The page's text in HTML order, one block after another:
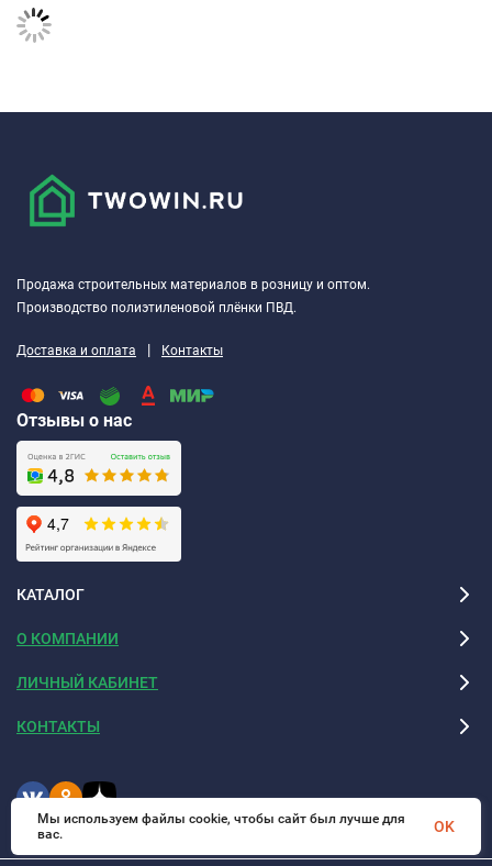
Продажа строительных материалов в розницу и оптом.
Производство полиэтиленовой плёнки ПВД.
Доставка и оплата | Контакты
Отзывы о нас
КАТАЛОГ
О КОМПАНИИ
ЛИЧНЫЙ КАБИНЕТ
КОНТАКТЫ
Мы используем файлы cookie, чтобы сайт был лучше для
вас.
OK